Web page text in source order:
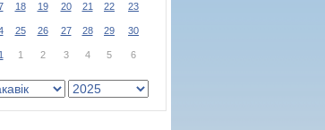
18 19 20 21 22 23
25 26 27 28 29 30
1 2 3 4 5 6